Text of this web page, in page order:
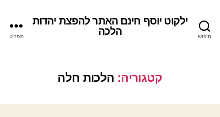
חיפוש
ילקוט יוסף חינם האתר להפצת יהדות
הלכה
תפריט
קטגוריה: הלכות חלה